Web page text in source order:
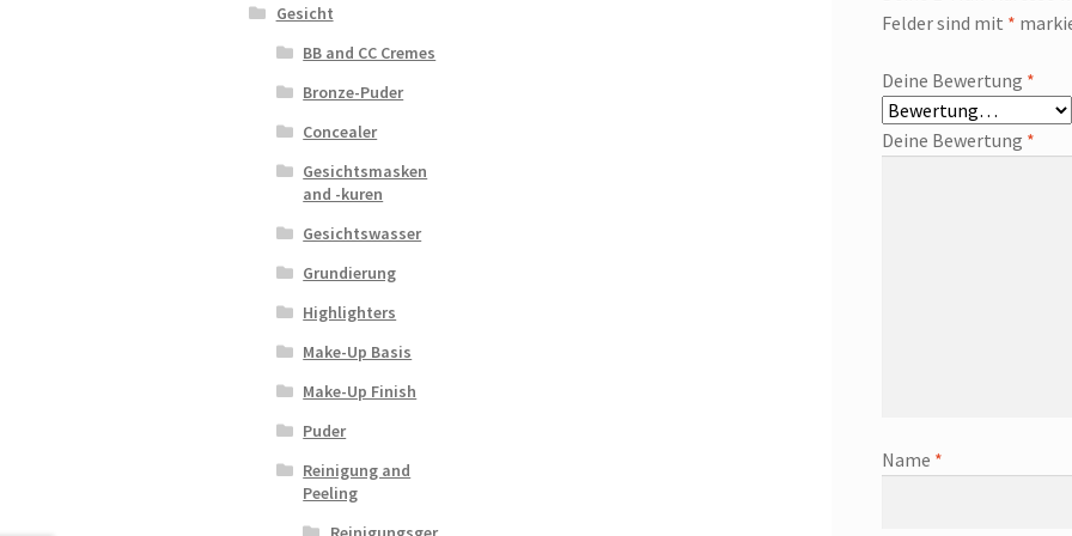
Felder sind mit *
Deine Bewertung *
Deine Bewertung *
Name *
Gesicht
BB and CC Cremes
Bronze-Puder
Concealer
Gesichtsmasken
and -kuren
Gesichtswasser
Grundierung
Highlighters
Make-Up Basis
Make-Up Finish
Puder
Reinigung and
Peeling